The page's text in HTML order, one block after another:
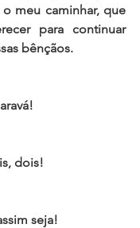
meu caminhar, que
para continuar
bênçãos.
dois!
seja!